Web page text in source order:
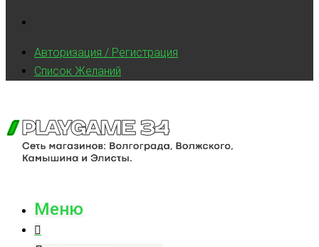
Авторизация / Регистрация
Список Желаний
Меню